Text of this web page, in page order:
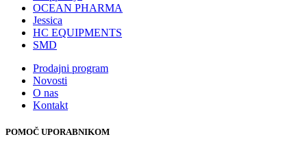
OCEAN PHARMA
Jessica
HC EQUIPMENTS
SMD
Prodajni program
Novosti
O nas
Kontakt
POMOČ UPORABNIKOM